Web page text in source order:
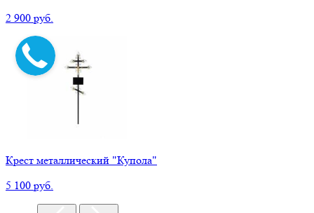
2 900 руб.
Крест металлический "Купола"
5 100 руб.